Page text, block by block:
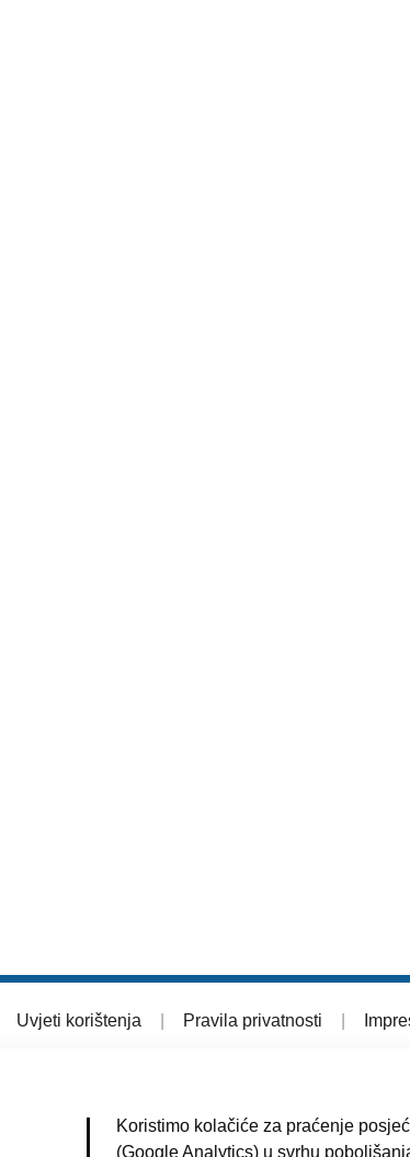
Uvjeti korištenja Pravila privatnosti
Koristimo kolačiće za praćenje
(Google Analytics) u svrhu